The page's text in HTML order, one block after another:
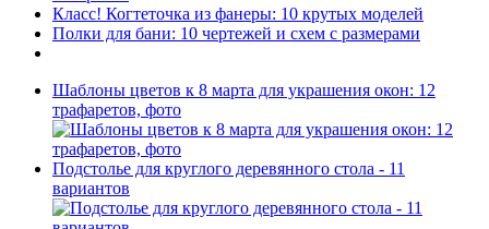
Класс! Когтеточка из фанеры: 10 крутых моделей
Полки для бани: 10 чертежей и схем с размерами
Шаблоны цветов к 8 марта для украшения окон: 12
трафаретов, фото
Подстолье для круглого деревянного стола - 11
вариантов